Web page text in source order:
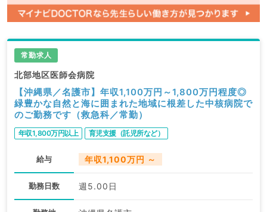
常勤求人
北部地区医師会病院
【沖縄県／名護市】年収1,100万円～1,800万円程度◎
緑豊かな自然と海に囲まれた地域に根差した中核病院で
のご勤務です（救急科／常勤）
年収1,800万円以上 育児支援（託児所など）
給与 年収1,100万円 ～
勤務日数 週5.00日